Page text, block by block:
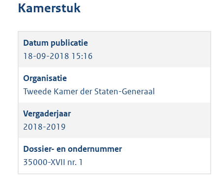
Kamerstuk
18-09-2018 15:16
Tweede Kamer der Staten-Generaal
2018-2019
35000-XVII nr. 1